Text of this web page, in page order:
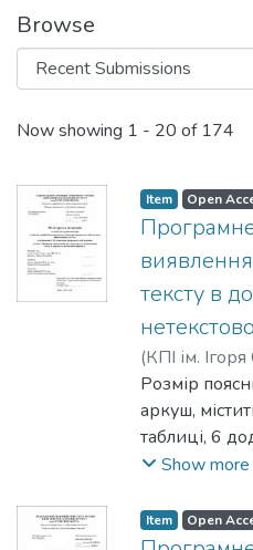
Browse
Recent Submissions
Now showing 1 - 20 of 174
Item Open
тексту в
(КПІ ім.
Дишкант,
Юлія
Розмір
аркуш,
таблиці, 6
джерела.
проблему
цифрової
Show more
Item Open